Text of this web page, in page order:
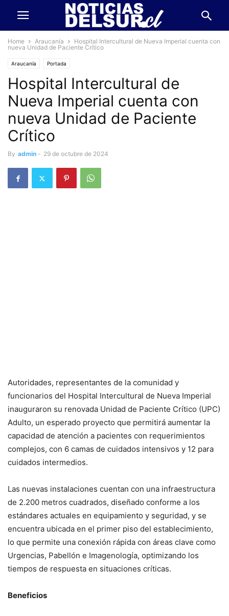
Home Araucanía
Hospital Intercultural de Nueva Imperial cuenta con
nueva Unidad de Paciente Crítico
Araucanía Portada
Hospital Intercultural de
Nueva Imperial cuenta con
nueva Unidad de Paciente
Crítico
By admin - 29 de octubre de 2024
Autoridades, representantes de la comunidad y
funcionarios del Hospital Intercultural de Nueva Imperial
inauguraron su renovada Unidad de Paciente Crítico (UPC)
Adulto, un esperado proyecto que permitirá aumentar la
capacidad de atención a pacientes con requerimientos
complejos, con 6 camas de cuidados intensivos y 12 para
cuidados intermedios.
Las nuevas instalaciones cuentan con una infraestructura
de 2.200 metros cuadrados, diseñado conforme a los
estándares actuales en equipamiento y seguridad, y se
encuentra ubicada en el primer piso del establecimiento,
lo que permite una conexión rápida con áreas clave como
Urgencias, Pabellón e Imagenología, optimizando los
tiempos de respuesta en situaciones críticas.
Beneficios